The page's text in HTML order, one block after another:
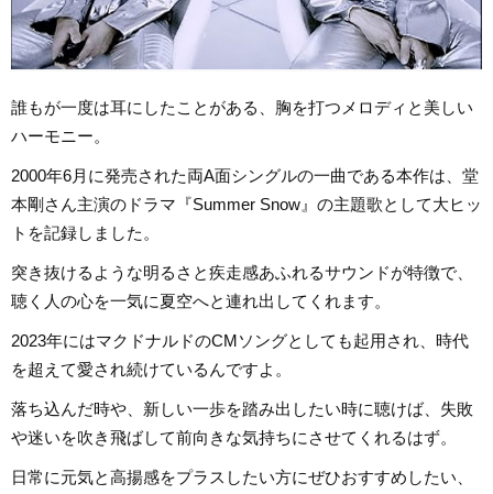
誰もが一度は耳にしたことがある、胸を打つメロディと美しい
ハーモニー。
2000年6月に発売された両A面シングルの一曲である本作は、堂
本剛さん主演のドラマ『Summer Snow』の主題歌として大ヒッ
トを記録しました。
突き抜けるような明るさと疾走感あふれるサウンドが特徴で、
聴く人の心を一気に夏空へと連れ出してくれます。
2023年にはマクドナルドのCMソングとしても起用され、時代
を超えて愛され続けているんですよ。
落ち込んだ時や、新しい一歩を踏み出したい時に聴けば、失敗
や迷いを吹き飛ばして前向きな気持ちにさせてくれるはず。
日常に元気と高揚感をプラスしたい方にぜひおすすめしたい、